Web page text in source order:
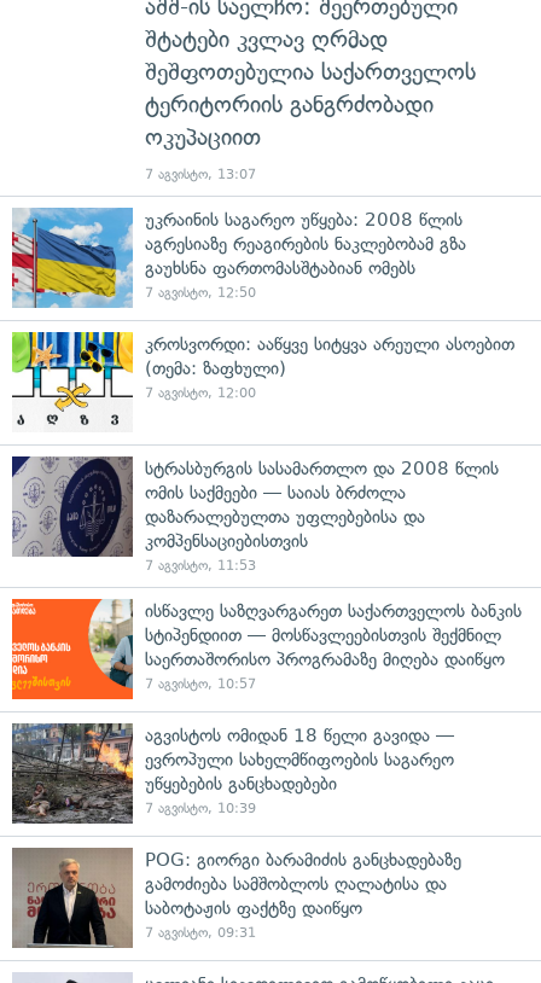
აშშ-ის საელჩო: შეერთებული
შტატები კვლავ ღრმად
შეშფოთებულია საქართველოს
ტერიტორიის განგრძობადი
ოკუპაციით
7 აგვისტო, 13:07
უკრაინის საგარეო უწყება: 2008 წლის
აგრესიაზე რეაგირების ნაკლებობამ გზა
გაუხსნა ფართომასშტაბიან ომებს
7 აგვისტო, 12:50
კროსვორდი: ააწყვე სიტყვა არეული ასოებით
(თემა: ზაფხული)
7 აგვისტო, 12:00
სტრასბურგის სასამართლო და 2008 წლის
ომის საქმეები — საიას ბრძოლა
დაზარალებულთა უფლებებისა და
კომპენსაციებისთვის
7 აგვისტო, 11:53
ისწავლე საზღვარგარეთ საქართველოს ბანკის
სტიპენდიით — მოსწავლეებისთვის შექმნილ
საერთაშორისო პროგრამაზე მიღება დაიწყო
7 აგვისტო, 10:57
აგვისტოს ომიდან 18 წელი გავიდა —
ევროპული სახელმწიფოების საგარეო
უწყებების განცხადებები
7 აგვისტო, 10:39
POG: გიორგი ბარამიძის განცხადებაზე
გამოძიება სამშობლოს ღალატისა და
საბოტაჟის ფაქტზე დაიწყო
7 აგვისტო, 09:31